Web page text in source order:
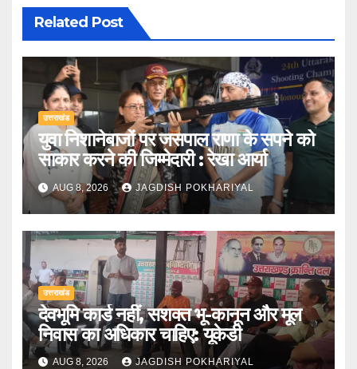
Related Post
उत्तराखंड
युवा निशानेबाजों पर जसपाल राणा के सपने को
साकार करने की जिम्मेदारी : रेखा आर्या
AUG 8, 2026 JAGDISH POKHARIYAL
उत्तराखंड
देवभूमि कार्ड नहीं, सशक्त भू-कानून और मूल
निवास का अधिकार चाहिए: यूकेडी
AUG 8, 2026 JAGDISH POKHARIYAL